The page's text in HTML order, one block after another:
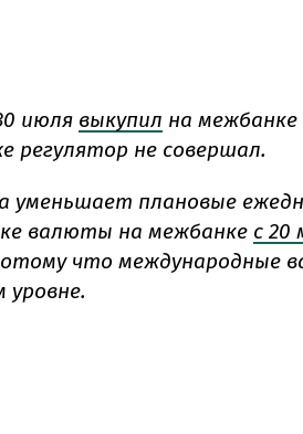
июля выкупил на межбанке
регулятор не совершал.
уменьшает плановые
валюты на межбанке с 20
что международные
уровне.